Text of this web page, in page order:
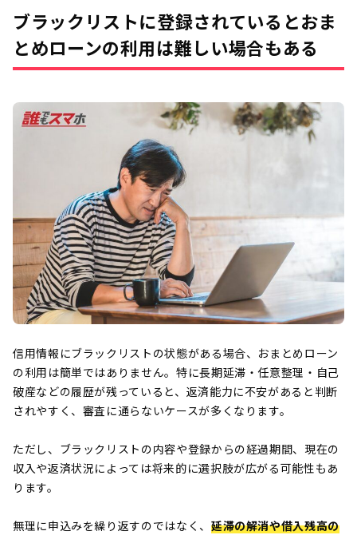
ブラックリストに登録されているとおま
とめローンの利用は難しい場合もある
信用情報にブラックリストの状態がある場合、おまとめローン
の利用は簡単ではありません。特に長期延滞・任意整理・自己
破産などの履歴が残っていると、返済能力に不安があると判断
されやすく、審査に通らないケースが多くなります。
ただし、ブラックリストの内容や登録からの経過期間、現在の
収入や返済状況によっては将来的に選択肢が広がる可能性もあ
ります。
無理に申込みを繰り返すのではなく、 延滞の解消や借入残高の